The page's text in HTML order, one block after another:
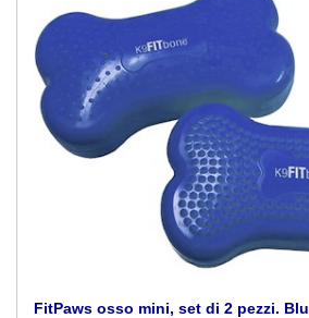
FitPaws osso mini, set di 2 pezzi. Blu